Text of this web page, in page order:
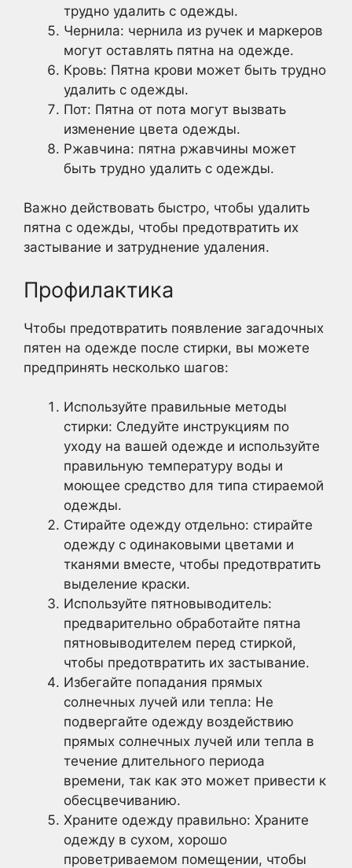
трудно удалить с одежды.
Чернила: чернила из ручек и маркеров
могут оставлять пятна на одежде.
Кровь: Пятна крови может быть трудно
удалить с одежды.
Пот: Пятна от пота могут вызвать
изменение цвета одежды.
Ржавчина: пятна ржавчины может
быть трудно удалить с одежды.
Важно действовать быстро, чтобы удалить
пятна с одежды, чтобы предотвратить их
застывание и затруднение удаления.
Профилактика
Чтобы предотвратить появление загадочных
пятен на одежде после стирки, вы можете
предпринять несколько шагов:
Используйте правильные методы
стирки: Следуйте инструкциям по
уходу на вашей одежде и используйте
правильную температуру воды и
моющее средство для типа стираемой
одежды.
Стирайте одежду отдельно: стирайте
одежду с одинаковыми цветами и
тканями вместе, чтобы предотвратить
выделение краски.
Используйте пятновыводитель:
предварительно обработайте пятна
пятновыводителем перед стиркой,
чтобы предотвратить их застывание.
Избегайте попадания прямых
солнечных лучей или тепла: Не
подвергайте одежду воздействию
прямых солнечных лучей или тепла в
течение длительного периода
времени, так как это может привести к
обесцвечиванию.
Храните одежду правильно: Храните
одежду в сухом, хорошо
проветриваемом помещении, чтобы